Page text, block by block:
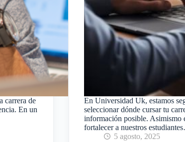
carrera de
En un
En Universidad Uk, estamos
seleccionar dónde cursar tu
información posible. Asimismo
fortalecer a nuestros
5 agosto, 2025